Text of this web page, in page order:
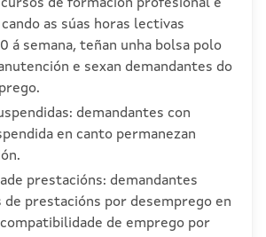
de formación profesional e
as súas horas lectivas
á semana, teñan unha bolsa polo
e sexan demandantes do
demandantes con
en canto permanezan
prestacións: demandantes
de prestacións por desemprego en
de emprego por